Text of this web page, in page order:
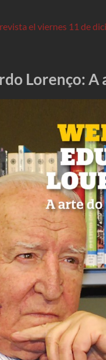
el viernes 11 de
Lorenço: A